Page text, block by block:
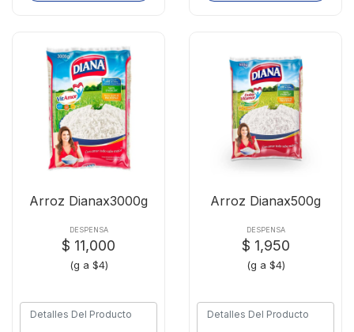
Arroz Dianax3000g
DESPENSA
$ 11,000
(g a $4)
Arroz Dianax500g
DESPENSA
$ 1,950
(g a $4)